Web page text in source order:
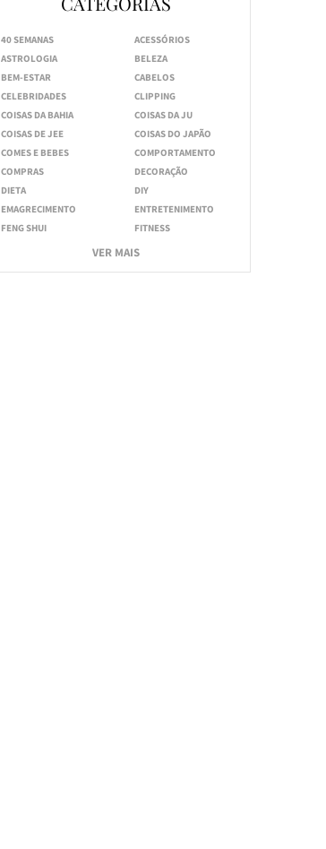
40 SEMANAS
ACESSÓRIOS
ASTROLOGIA
BELEZA
BEM-ESTAR
CABELOS
CELEBRIDADES
CLIPPING
COISAS DA BAHIA
COISAS DA JU
COISAS DE JEE
COISAS DO JAPÃO
COMES E BEBES
COMPORTAMENTO
COMPRAS
DECORAÇÃO
DIETA
DIY
EMAGRECIMENTO
ENTRETENIMENTO
FENG SHUI
FITNESS
VER MAIS